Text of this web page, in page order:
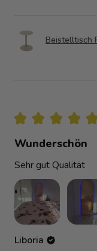
Beistelltisch
★ ★ ★ ★ ★
Wunderschön
Sehr gut Qualität
Liboria